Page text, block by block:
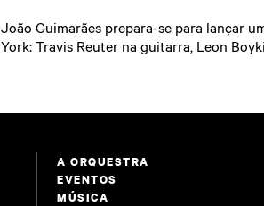
João Guimarães prepara-se para lançar
York: Travis Reuter na guitarra, Leon
A ORQUESTRA
EVENTOS
MÚSICA